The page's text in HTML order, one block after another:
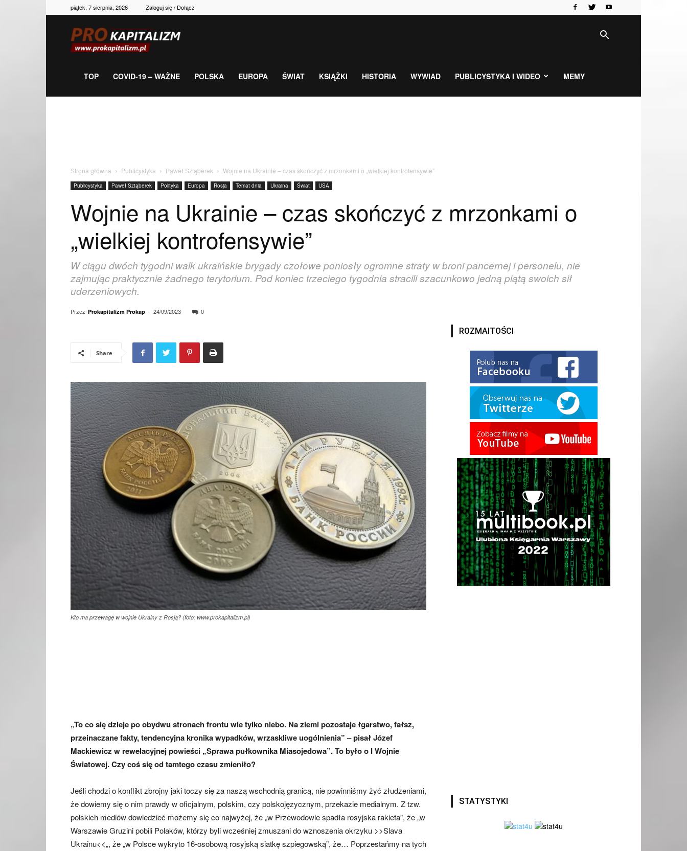
piątek, 7 sierpnia, 2026 Zaloguj się / Dołącz
gospodarka,
TOP COVID-19 – WAŻNE POLSKA EUROPA ŚWIAT KSIĄŻKI HISTORIA WYWIAD PUBLICYSTYKA I WIDEO MEMY
Strona główna Publicystyka Paweł Sztąberek Wojnie na Ukrainie – czas skończyć z mrzonkami o „wielkiej kontrofensywie”
Publicystyka Paweł Sztąberek Polityka Europa Rosja Temat dnia Ukraina Świat USA
Wojnie na Ukrainie – czas skończyć z mrzonkami o
„wielkiej kontrofensywie”
W ciągu dwóch tygodni walk ukraińskie brygady czołowe poniosły ogromne straty w broni pancernej i personelu, nie
zajmując praktycznie żadnego terytorium. Pod koniec trzeciego tygodnia stracili szacunkowo jedną piątą swoich sił
uderzeniowych.
Przez Prokapitalizm Prokap - 24/09/2023 0
Share
Kto ma przewagę w wojnie Ukrainy z Rosją? (foto: www.prokapitalizm.pl)
„To co się dzieje po obydwu stronach frontu wie tylko niebo. Na ziemi pozostaje łgarstwo, fałsz,
przeinaczane fakty, tendencyjna kronika wypadków, wrzaskliwe uogólnienia” – pisał Józef
Mackiewicz w rewelacyjnej powieści „Sprawa pułkownika Miasojedowa”. To było o I Wojnie
Światowej. Czy coś się od tamtego czasu zmieniło?
Jeśli chodzi o konflikt zbrojny jaki toczy się za naszą wschodnią granicą, nie powinniśmy żyć złudzeniami,
że dowiemy się o nim prawdy w oficjalnym, polskim, czy polskojęzycznym, przekazie medialnym. Z tzw.
polskich mediów dowiedzieć możemy się co najwyżej, że „w Przewodowie spadła rosyjska rakieta”, że „w
Warszawie Gruzini pobili Polaków, którzy byli wcześniej zmuszani do wznoszenia okrzyku >>Slava
Ukrainu<<„, że „w Polsce wykryto 16-osobową rosyjską siatkę szpiegowską”, że… Poprzestańmy na tych
ROZMAITOŚCI
STATYSTYKI